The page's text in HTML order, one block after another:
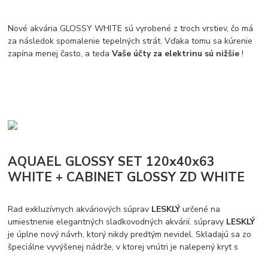
Nové akvária GLOSSY WHITE sú vyrobené z troch vrstiev, čo má
za následok spomalenie tepelných strát. Vďaka tomu sa kúrenie
zapína menej často, a tedaVaše účty za elektrinu sú nižšie!
AQUAEL GLOSSY SET 120x40x63
WHITE + CABINET GLOSSY ZD WHITE
Rad exkluzívnych akváriových súprav LESKLÝurčené na
umiestnenie elegantných sladkovodných akvárií. súpravy LESKLÝ
je úplne nový návrh, ktorý nikdy predtým nevidel. Skladajú sa zo
špeciálne vyvýšenej nádrže, v ktorej vnútri je nalepený kryt s